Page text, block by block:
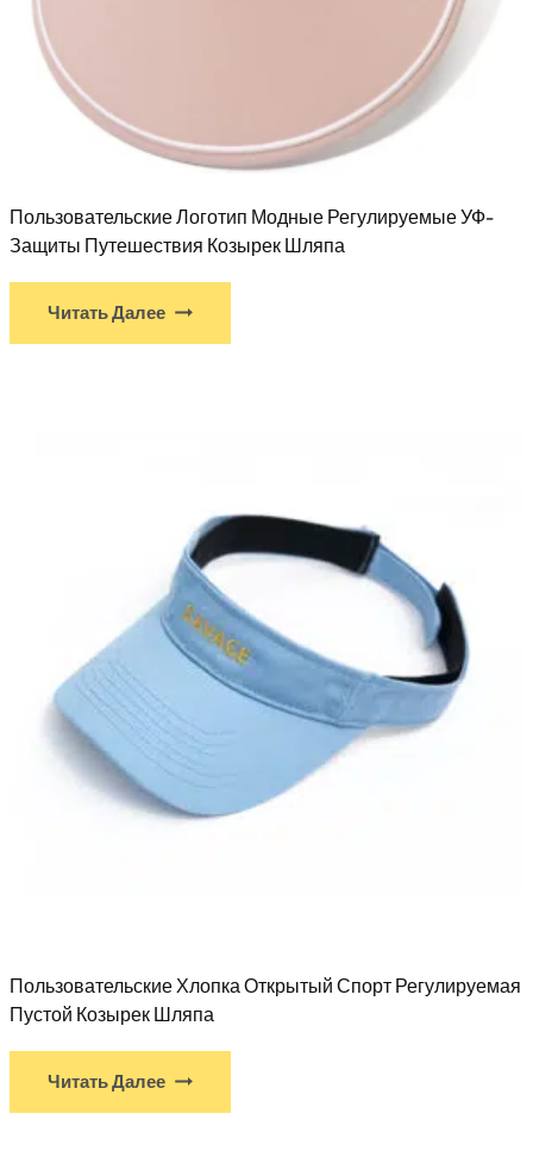
Пользовательские Логотип Модные Регулируемые УФ-
Защиты Путешествия Козырек Шляпа
Читать Далее
Пользовательские Хлопка Открытый Спорт Регулируемая
Пустой Козырек Шляпа
Читать Далее